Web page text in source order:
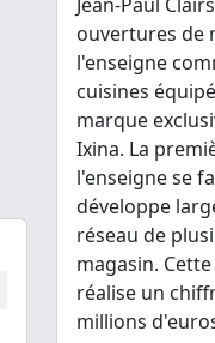
ouvertures de
l'enseigne
cuisines
marque
Ixina. La
l'enseigne se
développe
réseau de
magasin.
réalise un
millions